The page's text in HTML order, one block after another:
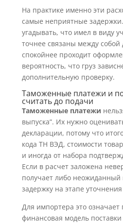
На практике именно эти
самые неприятные
угадывать, что имел в виду
точнее связаны между собой
спокойнее проходит
вероятность, что груз
дополнительную проверку.
Таможенные платежи и
считать до подачи
Таможенные платежи
выпуска”. Их нужно
декларации, потому что
кода ТН ВЭД, стоимости
и иногда от набора
Если в расчет заложена
получает либо неожиданный
задержку на этапе
Для импортера это
финансовая модель